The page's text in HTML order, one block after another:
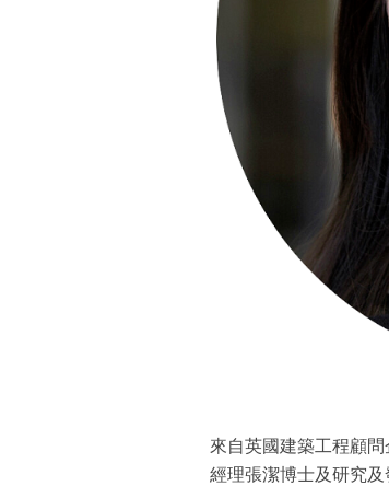
來自英國建築工程顧
經理張潔博士及研究